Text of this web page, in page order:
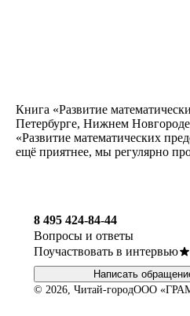
Книга «Развитие
Петербурге, Нижнем
«Развитие математических
ещё приятнее, мы регулярно
8 495 424-84-44
Вопросы и ответы
Поучаствовать в интервью
Написать
© 2026, Читай-городООО